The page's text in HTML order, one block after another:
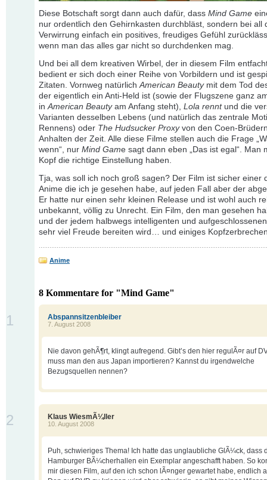
Diese Botschaft sorgt dann auch dafür, dass Mind Game
nur ordentlich den Gehirnkasten durchbläst, sondern bei all
Verwirrung einfach ein positives, freudiges Gefühl
wenn man das alles gar nicht so durchdenken mag.
Und bei all dem kreativen Wirbel, der in diesem Film
bedient er sich doch einer Reihe von Vorbildern und ist
Zitaten. Vornweg natürlichAmerican Beautymit dem Tod
der eigentlich ein Anti-Held ist (sowie der Flugszene ganz
inAmerican Beautyam Anfang steht), Lola renntund die
Varianten desselben Lebens (und natürlich das zentrale
Rennens) oder The Hudsucker Proxyvon den Coen-
Anhalten der Zeit. Alle diese Filme stellen auch die Frage
wenn“, nur Mind Game sagt dann eben „Das ist egal“. Man
Kopf die richtige Einstellung haben.
Tja, was soll ich noch groß sagen? Der Film ist sicher einer
Anime die ich je gesehen habe, auf jeden Fall aber der
Er hatte nur einen sehr kleinen Release und ist wohl auch
unbekannt, völlig zu Unrecht. Ein Film, den man gesehen
und der jedem halbwegs intelligenten und
sehr viel Freude bereiten wird… und einiges
Anime
8 Kommentare for "Mind Game"
Abspannsitzenbleiber
7. August 2008
1
Nie davon gehÃ¶rt, klingt aufregend. Gibt’s den hier regulÃ¤r auf
muss man den aus Japan importieren? Kannst du irgendwelche
Bezugsquellen nennen?
Klaus WiesmÃ¼ller
10. August 2008
2
Puh, schwieriges Thema! Ich hatte das unglaubliche GlÃ¼ck, dass
Hamburger BÃ¼cherhallen ein Exemplar angeschafft haben. So
mir diesen Film, auf den ich schon lÃ¤nger gewartet habe, endlich